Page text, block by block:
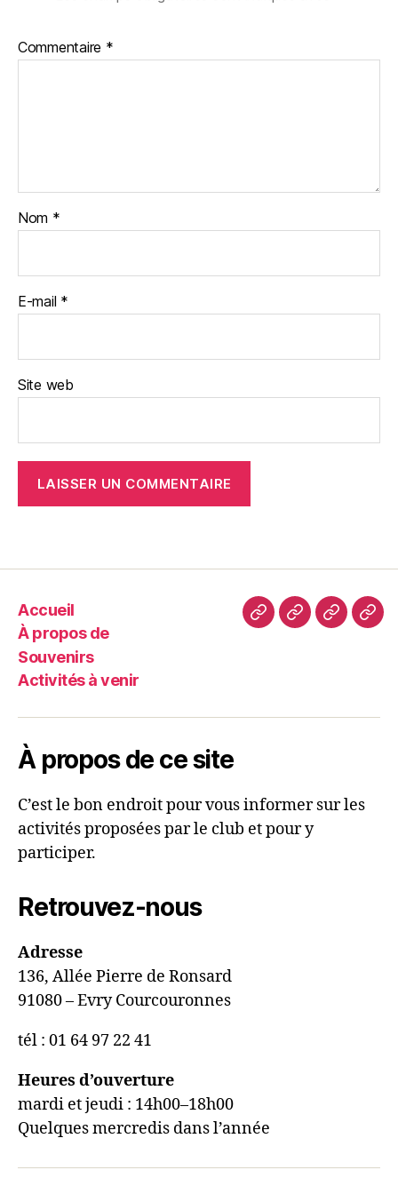
Commentaire *
Nom *
E-mail *
Site web
Accueil
À propos de
Souvenirs
Activités à venir
Accueil
À
À propos de ce site
C’est le bon endroit pour vous informer sur les
activités proposées par le club et pour y
participer.
Retrouvez-nous
Adresse
136, Allée Pierre de Ronsard
91080 – Evry Courcouronnes
tél : 01 64 97 22 41
Heures d’ouverture
mardi et jeudi : 14h00–18h00
Quelques mercredis dans l’année